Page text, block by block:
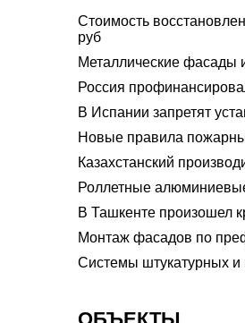
Стоимость
руб
Металлические фасады
Россия
В Испании запретят
Новые правила
Казахстанский
Роллетные
В Ташкенте произошел
Монтаж фасадов по
Системы штукатурных и